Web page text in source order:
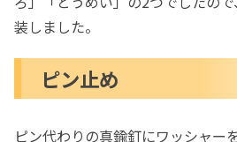
装しました。
ピン止め
ピン代わりの真鍮釘にワッシャー